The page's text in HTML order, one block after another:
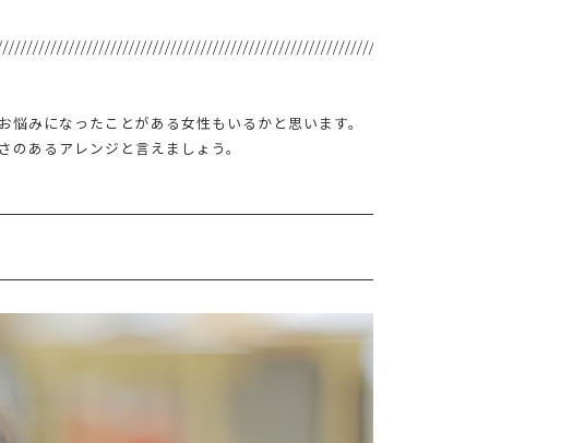
みになったことがある女性もいるかと思います。
あるアレンジと言えましょう。